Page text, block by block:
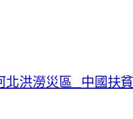
北洪澇災區_中國扶